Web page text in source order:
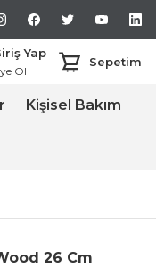
Yap
Ol
Sepetim
Kişisel Bakım
26 Cm